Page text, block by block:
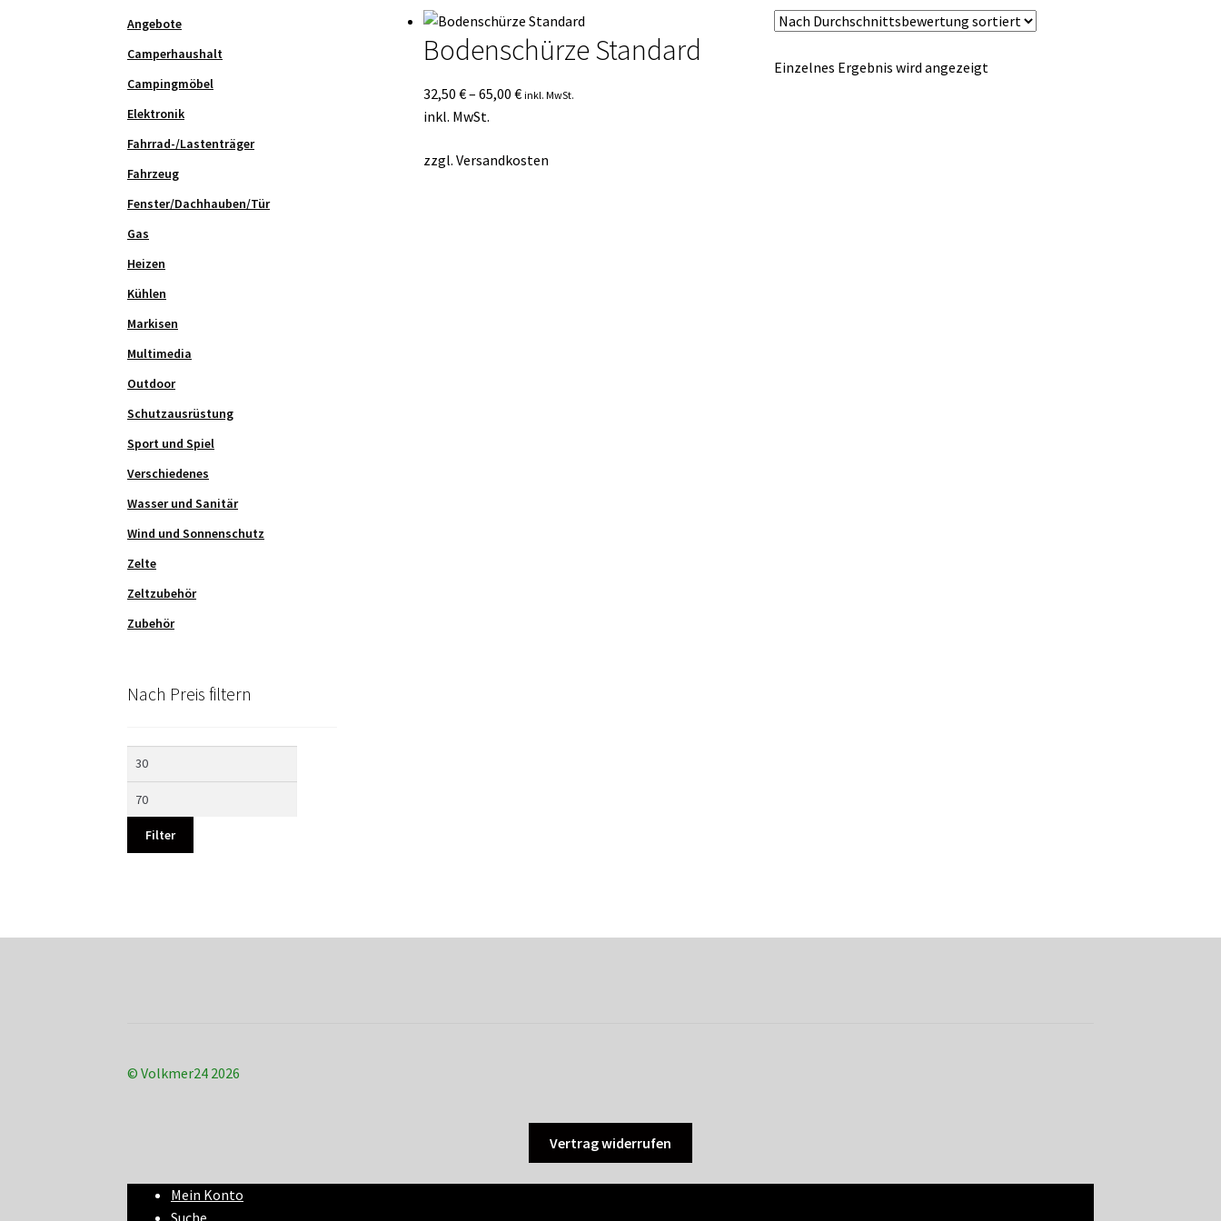
Bodenschürze Standard
32,50 €– 65,00 € inkl. MwSt.
inkl. MwSt.
zzgl. Versandkosten
Einzelnes Ergebnis wird angezeigt
Angebote
Camperhaushalt
Campingmöbel
Elektronik
Fahrrad-/Lastenträger
Fahrzeug
Fenster/Dachhauben/Tür
Gas
Heizen
Kühlen
Markisen
Multimedia
Outdoor
Schutzausrüstung
Sport und Spiel
Verschiedenes
Wasser und Sanitär
Wind und Sonnenschutz
Zelte
Zeltzubehör
Zubehör
Nach Preis filtern
Filter
© Volkmer24 2026
Vertrag widerrufen
Mein Konto